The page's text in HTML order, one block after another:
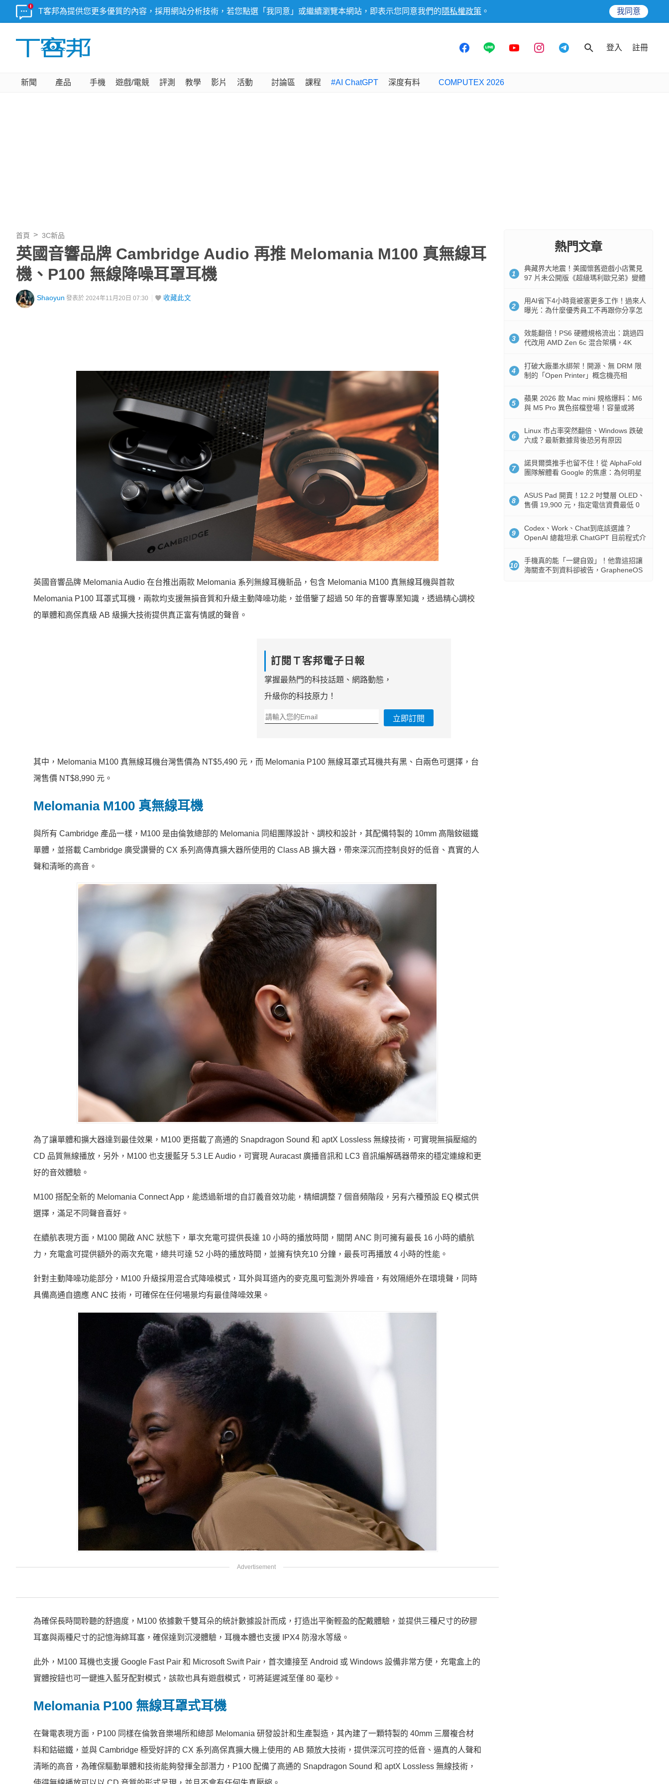
T客邦為提供您更多優質的內容，採用網站分析技術，若您點選「我同意」或繼續瀏覽本網站，即表示您同意我們的 隱私權政策 。 我同意
登入 註冊
新聞 產品 手機 遊戲/電競 評測 教學 影片 活動 討論區 課程 #AI ChatGPT 深度有料 COMPUTEX 2026
首頁 3C新品
英國音響品牌 Cambridge Audio 再推 Melomania M100 真無線耳
機、P100 無線降噪耳罩耳機
Shaoyun 發表於 2024年11月20日 07:30 收藏此文
英國音響品牌 Melomania Audio 在台推出兩款 Melomania 系列無線耳機新品，包含 Melomania M100 真無線耳機與首款
Melomania P100 耳罩式耳機，兩款均支援無損音質和升級主動降噪功能，並借鑒了超過 50 年的音響專業知識，透過精心調校
的單體和高保真級 AB 級擴大技術提供真正富有情感的聲音。
訂閱Ｔ客邦電子日報
掌握最熱門的科技話題、網路動態，
升級你的科技原力！
立即訂閱
其中，Melomania M100 真無線耳機台灣售價為 NT$5,490 元，而 Melomania P100 無線耳罩式耳機共有黑、白兩色可選擇，台
灣售價 NT$8,990 元。
Melomania M100 真無線耳機
與所有 Cambridge 產品一樣，M100 是由倫敦總部的 Melomania 同組團隊設計、調校和設計，其配備特製的 10mm 高階釹磁鐵
單體，並搭載 Cambridge 廣受讚譽的 CX 系列高傳真擴大器所使用的 Class AB 擴大器，帶來深沉而控制良好的低音、真實的人
聲和清晰的高音。
為了讓單體和擴大器達到最佳效果，M100 更搭載了高通的 Snapdragon Sound 和 aptX Lossless 無線技術，可實現無損壓縮的
CD 品質無線播放，另外，M100 也支援藍牙 5.3 LE Audio，可實現 Auracast 廣播音訊和 LC3 音訊編解碼器帶來的穩定連線和更
好的音效體驗。
M100 搭配全新的 Melomania Connect App，能透過新增的自訂義音效功能，精細調整 7 個音頻階段，另有六種預設 EQ 模式供
選擇，滿足不同聲音喜好。
在續航表現方面，M100 開啟 ANC 狀態下，單次充電可提供長達 10 小時的播放時間，關閉 ANC 則可擁有最長 16 小時的續航
力，充電盒可提供額外的兩次充電，總共可達 52 小時的播放時間，並擁有快充10 分鐘，最長可再播放 4 小時的性能。
針對主動降噪功能部分，M100 升級採用混合式降噪模式，耳外與耳道內的麥克風可監測外界噪音，有效隔絕外在環境聲，同時
具備高通自適應 ANC 技術，可確保在任何場景均有最佳降噪效果。
為確保長時間聆聽的舒適度，M100 依據數千雙耳朵的統計數據設計而成，打造出平衡輕盈的配戴體驗，並提供三種尺寸的矽膠
耳塞與兩種尺寸的記憶海綿耳塞，確保達到沉浸體驗，耳機本體也支援 IPX4 防潑水等級。
此外，M100 耳機也支援 Google Fast Pair 和 Microsoft Swift Pair，首次連接至 Android 或 Windows 設備非常方便，充電盒上的
實體按鈕也可一鍵進入藍牙配對模式，該款也具有遊戲模式，可將延遲減至僅 80 毫秒。
Melomania P100 無線耳罩式耳機
在聲電表現方面，P100 同樣在倫敦音樂場所和總部 Melomania 研發設計和生產製造，其內建了一顆特製的 40mm 三層複合材
料和鈷磁鐵，並與 Cambridge 極受好評的 CX 系列高保真擴大機上使用的 AB 類放大技術，提供深沉可控的低音、逼真的人聲和
清晰的高音，為確保驅動單體和技術能夠發揮全部潛力，P100 配備了高通的 Snapdragon Sound 和 aptX Lossless 無線技術，
熱門文章
1
典藏界大地震！美國懷舊遊戲小店驚見
97 片未公開版《超級瑪利歐兄弟》變體
2
用AI省下4小時竟被塞更多工作！過來人
曝光：為什麼優秀員工不再跟你分享怎
3
效能翻倍！PS6 硬體規格流出：跳過四
代改用 AMD Zen 6c 混合架構，4K
4
打破大廠墨水綁架！開源、無 DRM 限
制的「Open Printer」概念機亮相
5
蘋果 2026 款 Mac mini 規格爆料：M6
與 M5 Pro 異色搭檔登場！容量或將
6
Linux 市占率突然翻倍、Windows 跌破
六成？最新數據背後恐另有原因
7
諾貝爾獎推手也留不住！從 AlphaFold
團隊解體看 Google 的焦慮：為何明星
8
ASUS Pad 開賣！12.2 吋雙層 OLED、
售價 19,900 元，指定電信資費最低 0
9
Codex、Work、Chat到底該選誰？
OpenAI 總裁坦承 ChatGPT 目前程式介
10
手機真的能「一鍵自毀」！他靠這招讓
海關查不到資料卻被告，GrapheneOS